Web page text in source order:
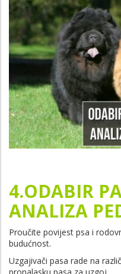
4.ODABIR
ANALIZA
Proučite povijest psa i
budućnost.
Uzgajivači pasa rade na